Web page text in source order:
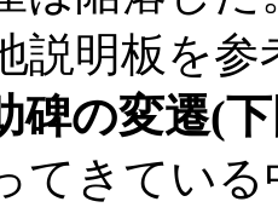
説明板を
碑の変遷(
てきてい